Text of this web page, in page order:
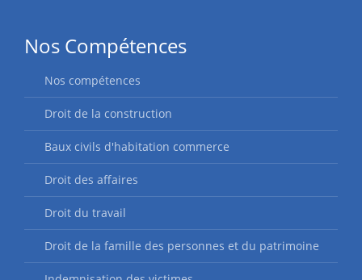
Nos Compétences
Nos compétences
Droit de la construction
Baux civils d'habitation commerce
Droit des affaires
Droit du travail
Droit de la famille des personnes et du patrimoine